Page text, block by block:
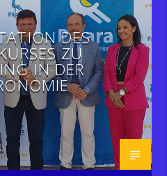
DES
ZU
IN DER